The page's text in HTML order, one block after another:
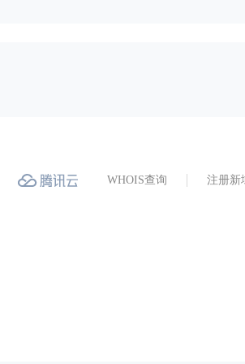
WHOIS查询 注册新